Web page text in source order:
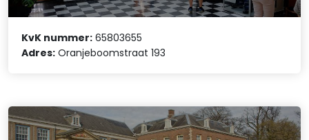
KvK nummer: 65803655
Adres: Oranjeboomstraat 193